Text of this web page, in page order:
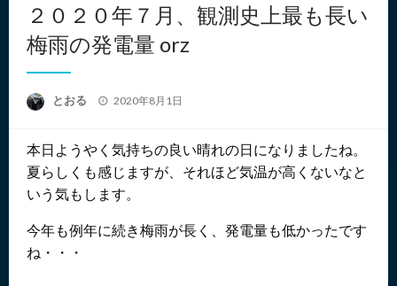
２０２０年７月、観測史上最も長い
梅雨の発電量 orz
とおる
投
2020年8月1日
本日ようやく気持ちの良い晴れの日になりましたね。
夏らしくも感じますが、それほど気温が高くないなと
いう気もします。
今年も例年に続き梅雨が長く、発電量も低かったです
ね・・・